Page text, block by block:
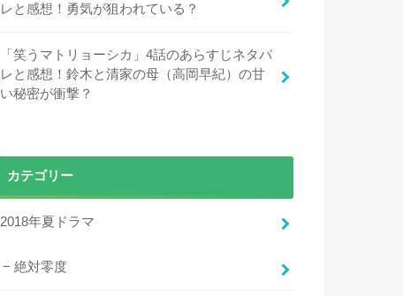
レと感想！勇気が狙われている？
「笑うマトリョーシカ」4話のあらすじネタバ
レと感想！鈴木と清家の母（高岡早紀）の甘
い秘密が衝撃？
カテゴリー
2018年夏ドラマ
絶対零度